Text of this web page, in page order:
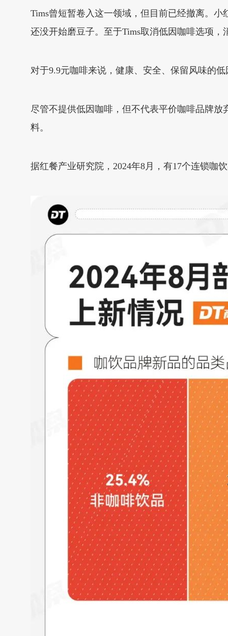
Tims曾短暂卷入这一领域，但目前已经撤离。
还没开始磨豆子。至于Tims取消低因咖啡选项
对于9.9元咖啡来说，健康、安全、保留风味的
尽管不提供低因咖啡，但不代表平价咖啡品牌
料。
据红餐产业研究院，2024年8月，有17个连锁咖